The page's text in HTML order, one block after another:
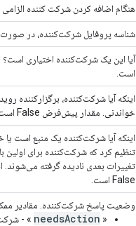
,
,
,
,
هنگام اضافه کردن شرکت کننده
شناسه پروفایل شرکت‌کننده، در
است.
اینکه آیا شرکت‌کننده، برگزارکننده
خواندنی. مقدار پیش‌فرض False است.
اینکه آیا شرکت‌کننده یک منبع است
تنظیم کرد که شرکت‌کننده برای اولین
تغییرات بعدی نادیده گرفته
False است.
وضعیت پاسخ شرکت‌کننده. مقادیر
«
needsAction
» -